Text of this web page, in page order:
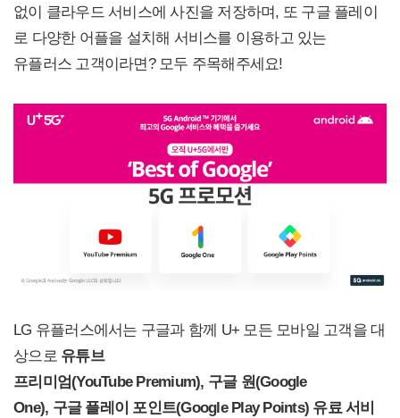
없이 클라우드 서비스에 사진을 저장하며, 또 구글 플레이
로 다양한 어플을 설치해 서비스를 이용하고 있는
유플러스 고객이라면? 모두 주목해주세요!
LG 유플러스에서는 구글과 함께 U+ 모든 모바일 고객을 대
상으로 유튜브
프리미엄(YouTube Premium), 구글 원(Google
One), 구글 플레이 포인트(Google Play Points) 유료 서비